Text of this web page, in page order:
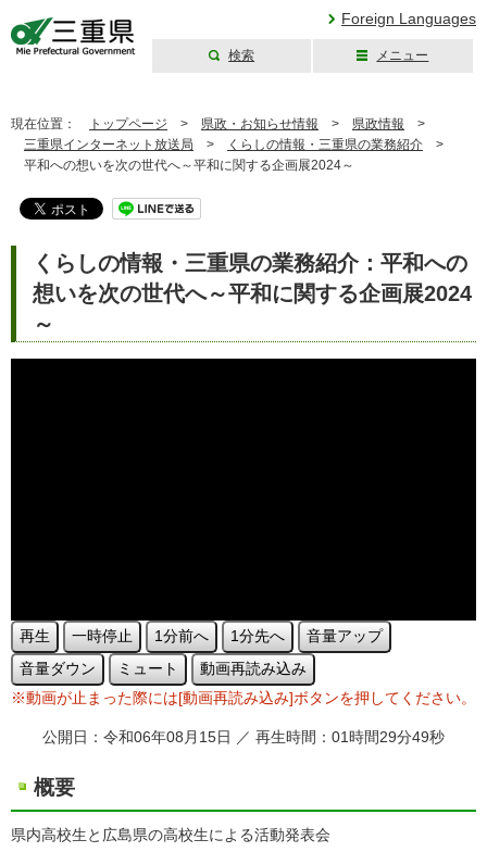
Foreign Languages
検索 メニュー
現在位置： トップページ > 県政・お知らせ情報 > 県政情報 >
三重県インターネット放送局 > くらしの情報・三重県の業務紹介 >
平和への想いを次の世代へ～平和に関する企画展2024～
くらしの情報・三重県の業務紹介：平和への
想いを次の世代へ～平和に関する企画展2024
～
再生 一時停止 1分前へ 1分先へ
音量アップ
音量ダウン
ミュート
動画再読み込み
※動画が止まった際には[動画再読み込み]ボタンを押してください。
公開日：令和06年08月15日 ／ 再生時間：01時間29分49秒
概要
県内高校生と広島県の高校生による活動発表会